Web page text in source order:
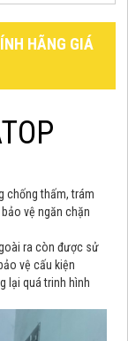
HÃNG GIÁ
chống thấm, trám
vệ ngăn chặn
ra còn được sử
vệ cấu kiện
lại quá trinh hình